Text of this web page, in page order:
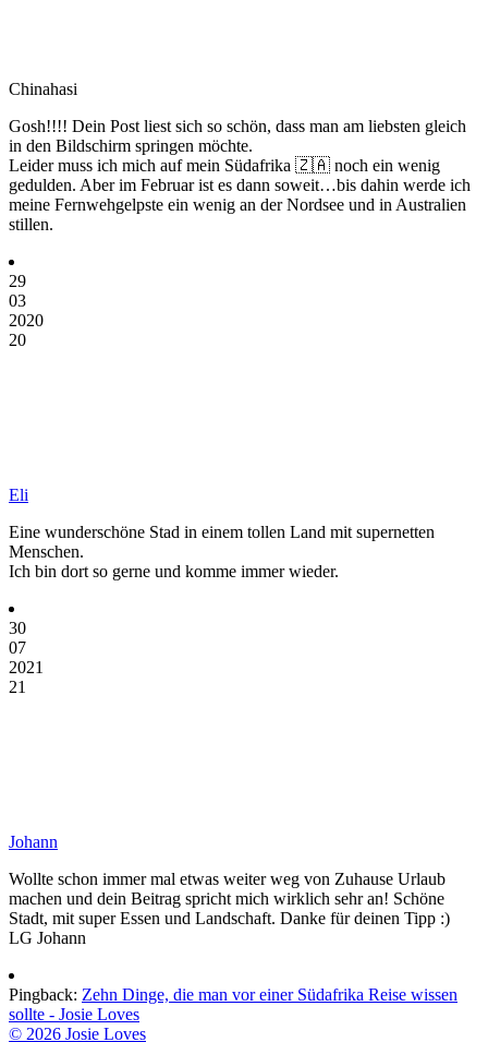
Chinahasi
Gosh!!!! Dein Post liest sich so schön, dass man am liebsten gleich
in den Bildschirm springen möchte.
Leider muss ich mich auf mein Südafrika 🇿🇦 noch ein wenig
gedulden. Aber im Februar ist es dann soweit…bis dahin werde ich
meine Fernwehgelpste ein wenig an der Nordsee und in Australien
stillen.
29
03
2020
20
Eli
Eine wunderschöne Stad in einem tollen Land mit supernetten
Menschen.
Ich bin dort so gerne und komme immer wieder.
30
07
2021
21
Johann
Wollte schon immer mal etwas weiter weg von Zuhause Urlaub
machen und dein Beitrag spricht mich wirklich sehr an! Schöne
Stadt, mit super Essen und Landschaft. Danke für deinen Tipp :)
LG Johann
Pingback: Zehn Dinge, die man vor einer Südafrika Reise wissen
sollte - Josie Loves
© 2026 Josie Loves